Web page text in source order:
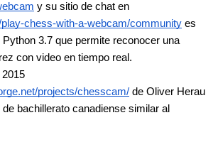
play-chess-with-a-webcam/community es
3.7 que permite reconocer una
con video en tiempo real.
projects/chesscam/ de Oliver Herau
bachillerato canadiense similar al